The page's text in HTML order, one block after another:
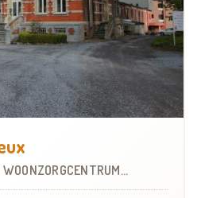
WOONZORGCENTRUM (WZC)